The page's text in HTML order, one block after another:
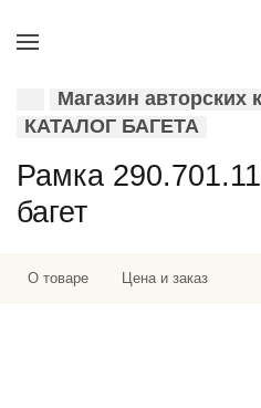
Магазин авторских
КАТАЛОГ БАГЕТА
Рамка
багет
О товаре Цена и заказ